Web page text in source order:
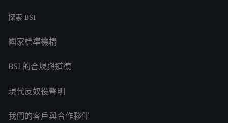
探索 BSI
國家標準機構
BSI 的合規與道德
現代反奴役聲明
我們的客戶與合作夥伴